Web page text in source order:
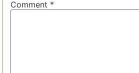
Comment *